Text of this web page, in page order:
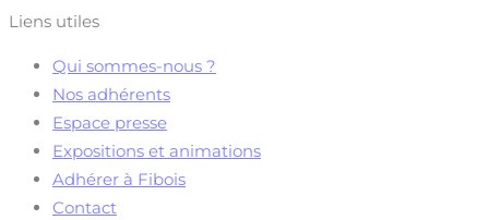
Liens utiles
Qui sommes-nous ?
Nos adhérents
Espace presse
Expositions et animations
Adhérer à Fibois
Contact